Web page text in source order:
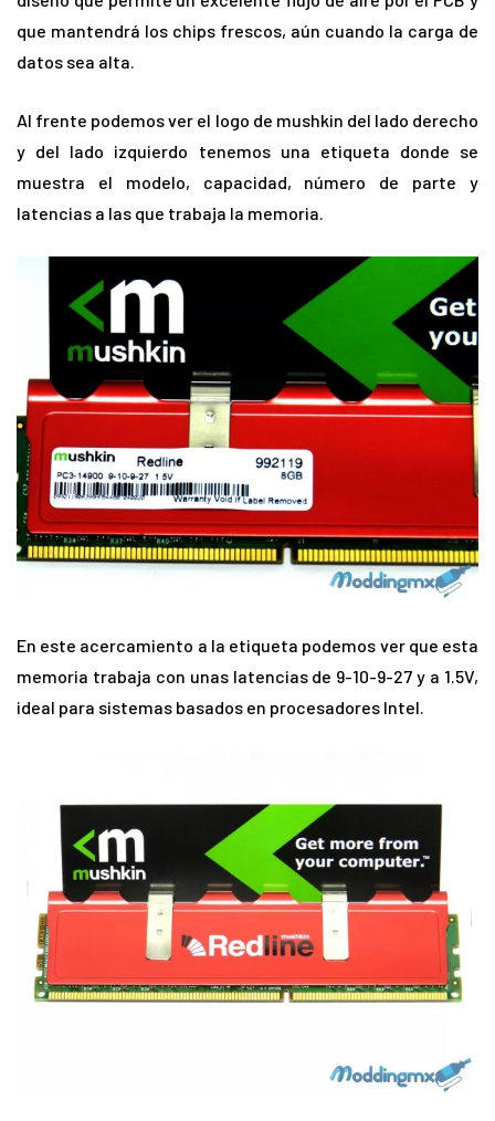
que mantendrá los chips frescos, aún cuando la carga de
datos sea alta.
Al frente podemos ver el logo de mushkin del lado derecho
y del lado izquierdo tenemos una etiqueta donde se
muestra el modelo, capacidad, número de parte y
latencias a las que trabaja la memoria.
En este acercamiento a la etiqueta podemos ver que esta
memoria trabaja con unas latencias de 9-10-9-27 y a 1.5V,
ideal para sistemas basados en procesadores Intel.